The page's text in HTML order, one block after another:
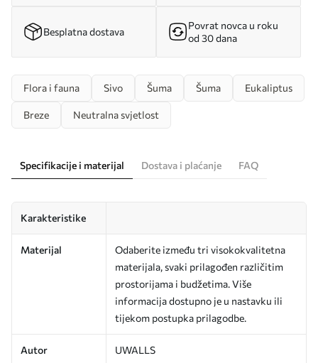
Besplatna dostava
Povrat novca u roku
od 30 dana
Flora i fauna Sivo Šuma Šuma Eukaliptus
Breze Neutralna svjetlost
Specifikacije i materijal Dostava i plaćanje FAQ
Karakteristike
Materijal
Odaberite između tri visokokvalitetna
materijala, svaki prilagođen različitim
prostorijama i budžetima. Više
informacija dostupno je u nastavku ili
tijekom postupka prilagodbe.
Autor UWALLS